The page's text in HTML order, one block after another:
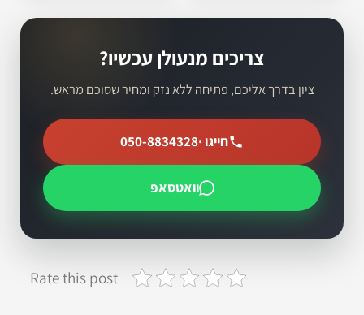
צריכים מנעולן עכשיו?
ציון בדרך אליכם, פתיחה ללא נזק ומחיר שסוכם מראש.
חייגו ·050-8834328
וואטסאפ
Rate this post